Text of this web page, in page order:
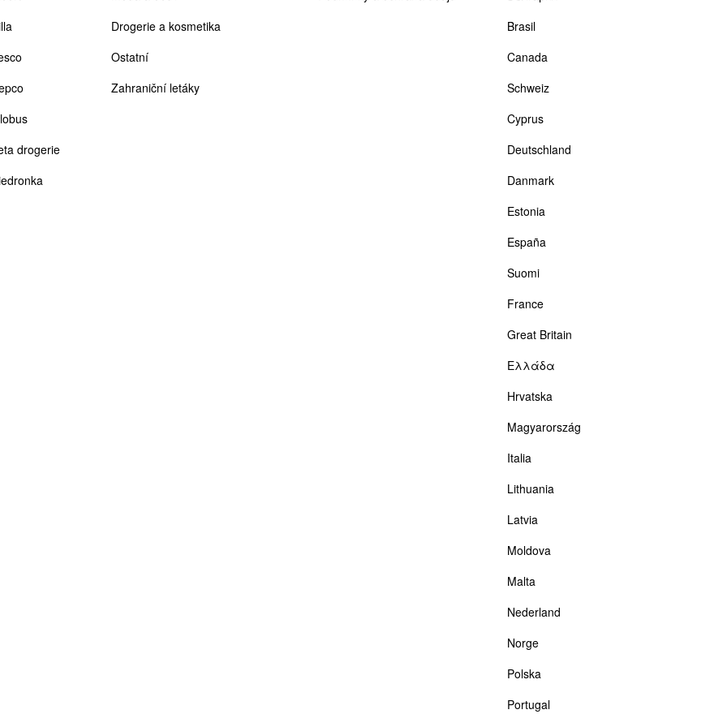
drogerie
Drogerie a kosmetika
Ostatní
Zahraniční letáky
Brasil
Canada
Schweiz
Cyprus
Deutschland
Danmark
Estonia
España
Suomi
France
Great Britain
Ελλάδα
Hrvatska
Magyarország
Italia
Lithuania
Latvia
Moldova
Malta
Nederland
Norge
Polska
Portugal